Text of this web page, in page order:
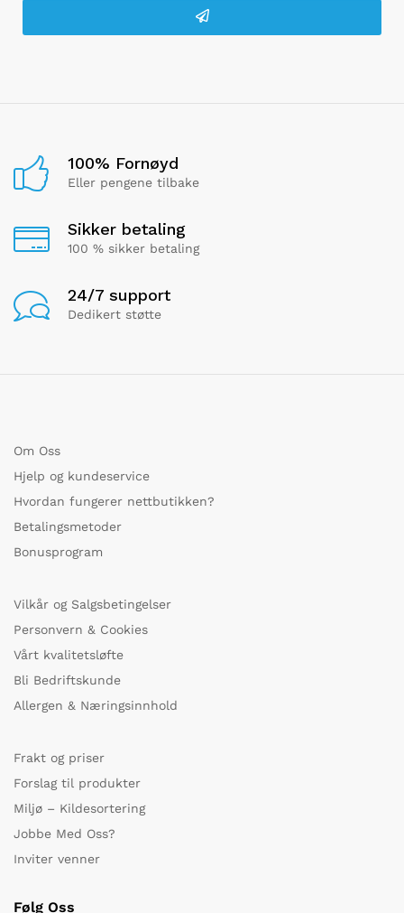
100% Fornøyd
Eller pengene tilbake
Sikker betaling
100 % sikker betaling
24/7 support
Dedikert støtte
Om Oss
Hjelp og kundeservice
Hvordan fungerer nettbutikken?
Betalingsmetoder
Bonusprogram
Vilkår og Salgsbetingelser
Personvern & Cookies
Vårt kvalitetsløfte
Bli Bedriftskunde
Allergen & Næringsinnhold
Frakt og priser
Forslag til produkter
Miljø – Kildesortering
Jobbe Med Oss?
Inviter venner
Følg Oss